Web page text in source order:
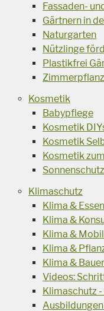
Fassaden-
Gärtnern in
Naturgarten
Nützlinge
Plastikfrei
Kosmetik
Babypflege
Kosmetik
Kosmetik
Kosmetik
Sonnenschutz
Klimaschutz
Klima & Essen
Klima &
Klima &
Klima &
Klima &
Videos:
Klimaschutz -